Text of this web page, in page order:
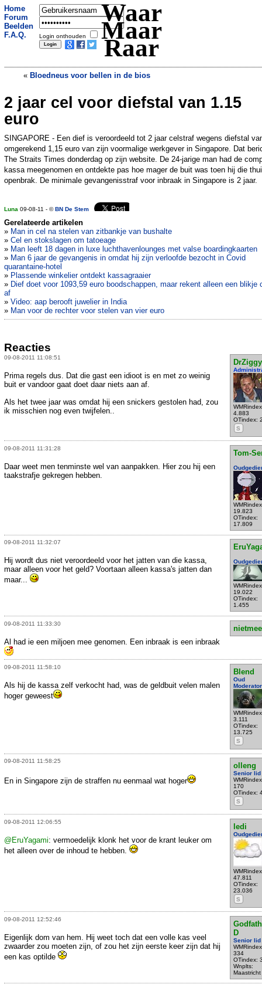
Home
Forum
Beelden
F.A.Q.
Login onthouden
Waar
Maar
Raar
« Bloedneus voor bellen in de bios
Lelystad ontvangt eerstgeborene »
2 jaar cel voor diefstal van 1.15
euro
SINGAPORE - Een dief is veroordeeld tot 2 jaar celstraf wegens diefstal
omgerekend 1,15 euro van zijn voormalige werkgever in Singapore. Dat
The Straits Times donderdag op zijn website. De 24-jarige man had de
kassa meegenomen en ontdekte pas hoe mager de buit was toen hij die
openbrak. De minimale gevangenisstraf voor inbraak in Singapore is 2 jaar.
Luna 09-08-11 - ©BN De Stem
Gerelateerde artikelen
» Man in cel na stelen van zitbankje van bushalte
» Cel en stokslagen om tatoeage
» Man leeft 18 dagen in luxe luchthavenlounges met valse boardingkaarten
» Man 6 jaar de gevangenis in omdat hij zijn verloofde bezocht in Covid
quarantaine-hotel
» Plassende winkelier ontdekt kassagraaier
» Dief doet voor 1093,59 euro boodschappen, maar rekent alleen een blikje
af
» Video: aap berooft juwelier in India
» Man voor de rechter voor stelen van vier euro
Reacties
09-08-2011 11:08:51
DrZiggy
4.883
OTindex:
S
Prima regels dus. Dat die gast een idioot is en met zo weinig
buit er vandoor gaat doet daar niets aan af.
Als het twee jaar was omdat hij een snickers gestolen had, zou
ik misschien nog even twijfelen..
09-08-2011 11:31:28
Tom-
19.823
OTindex:
17.809
Daar weet men tenminste wel van aanpakken. Hier zou hij een
taakstrafje gekregen hebben.
09-08-2011 11:32:07
19.022
OTindex:
1.455
Hij wordt dus niet veroordeeld voor het jatten van die kassa,
maar alleen voor het geld? Voortaan alleen kassa's jatten dan
maar...
09-08-2011 11:33:30
Al had ie een miljoen mee genomen. Een inbraak is een inbraak
09-08-2011 11:58:10
Blend
Oud
Moderator
3.111
OTindex:
13.725
S
Als hij de kassa zelf verkocht had, was de geldbuit velen malen
hoger geweest
09-08-2011 11:58:25
olleng
Senior lid
170
OTindex:
S
En in Singapore zijn de straffen nu eenmaal wat hoger
09-08-2011 12:06:55
ledi
47.811
OTindex:
23.036
S
@EruYagami: vermoedelijk klonk het voor de krant leuker om
het alleen over de inhoud te hebben.
09-08-2011 12:52:46
D
Senior lid
334
OTindex:
Wnplts:
Maastricht
Eigenlijk dom van hem. Hij weet toch dat een volle kas veel
zwaarder zou moeten zijn, of zou het zijn eerste keer zijn dat hij
een kas optilde